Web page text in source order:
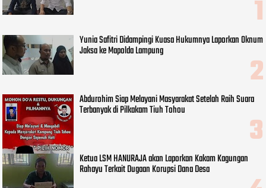
Yunia Safitri Didampingi Kuasa Hukumnya Laporkan Oknum
Jaksa ke Mapolda Lampung
Abdurohim Siap Melayani Masyarakat Setelah Raih Suara
Terbanyak di Pilkakam Tiuh Tohou
Ketua LSM HANURAJA akan Laporkan Kakam Kagungan
Rahayu Terkait Dugaan Korupsi Dana Desa